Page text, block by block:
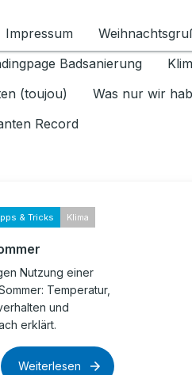
für Datenschutz
Impressum
Badsanierung
(toujou) Was nur wir
Record
& Tricks Klima
Nutzung einer
Temperatur,
und
erklärt.
Weiterlesen